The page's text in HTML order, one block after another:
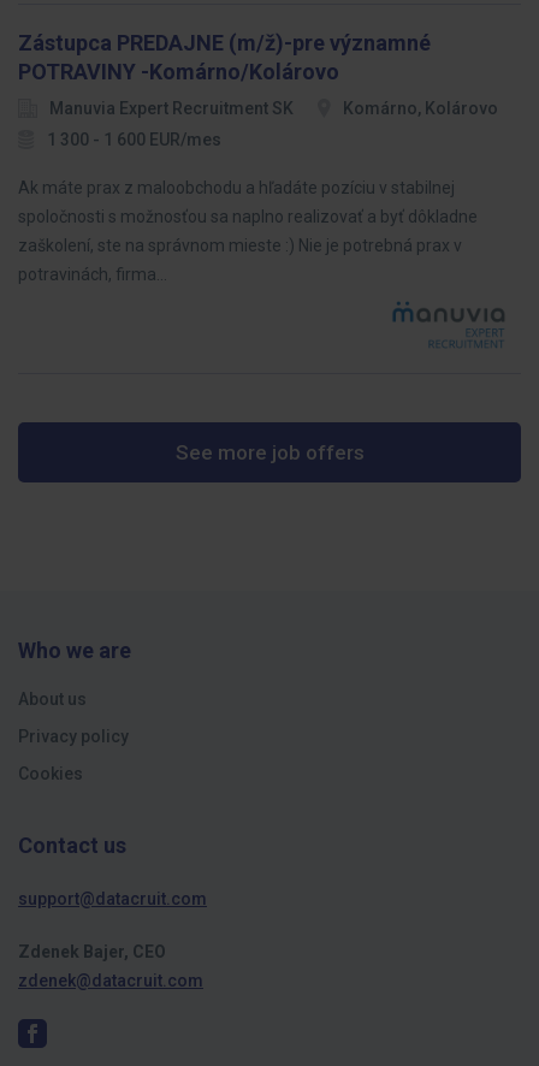
Zástupca PREDAJNE (m/ž)-pre významné
POTRAVINY -Komárno/Kolárovo
Manuvia Expert Recruitment SK
Komárno, Kolárovo
1 300 - 1 600 EUR/mes
Ak máte prax z maloobchodu a hľadáte pozíciu v stabilnej
spoločnosti s možnosťou sa naplno realizovať a byť dôkladne
zaškolení, ste na správnom mieste :) Nie je potrebná prax v
potravinách, firma…
See more job offers
Who we are
About us
Privacy policy
Cookies
Contact us
support@datacruit.com
Zdenek Bajer, CEO
zdenek@datacruit.com